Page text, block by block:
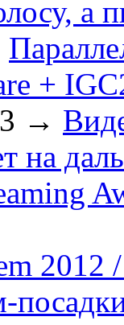
а
+
3 →
на
2012